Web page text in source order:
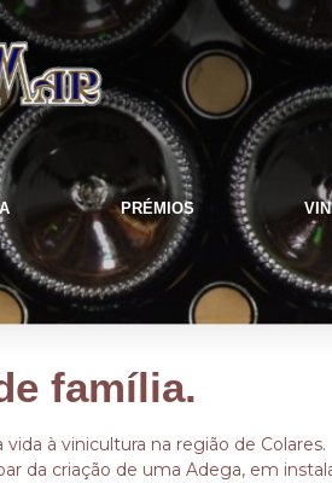
PRÉMIOS
família.
à vinicultura na região de Colares.
da criação de uma Adega, em